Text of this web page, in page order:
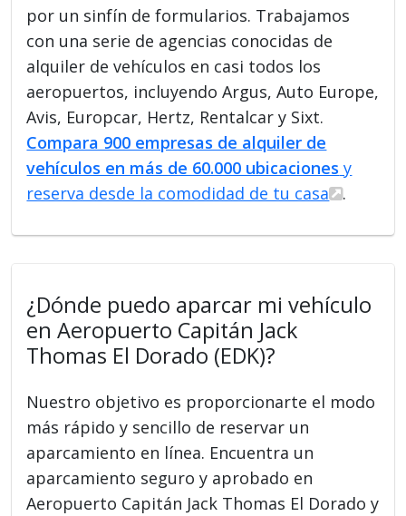
por un sinfín de formularios. Trabajamos
con una serie de agencias conocidas de
alquiler de vehículos en casi todos los
aeropuertos, incluyendo Argus, Auto Europe,
Avis, Europcar, Hertz, Rentalcar y Sixt.
Compara 900 empresas de alquiler de
vehículos en más de 60.000 ubicaciones y
reserva desde la comodidad de tu casa
.
¿Dónde puedo aparcar mi vehículo
en Aeropuerto Capitán Jack
Thomas El Dorado (EDK)?
Nuestro objetivo es proporcionarte el modo
más rápido y sencillo de reservar un
aparcamiento en línea. Encuentra un
aparcamiento seguro y aprobado en
Aeropuerto Capitán Jack Thomas El Dorado y